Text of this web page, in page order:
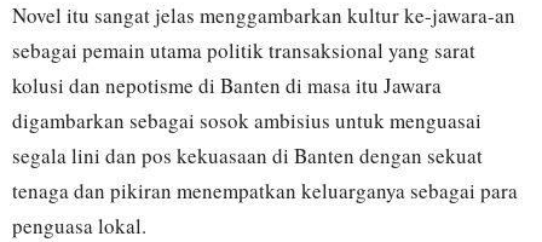
Novel itu sangat jelas menggambarkan kultur ke-jawara-an
sebagai pemain utama politik transaksional yang sarat
kolusi dan nepotisme di Banten di masa itu Jawara
digambarkan sebagai sosok ambisius untuk menguasai
segala lini dan pos kekuasaan di Banten dengan sekuat
tenaga dan pikiran menempatkan keluarganya sebagai para
penguasa lokal.